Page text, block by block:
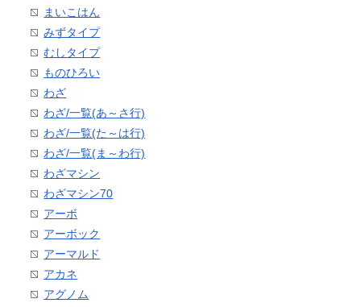
まいこはん
みずタイプ
むしタイプ
ものひろい
わざ
わざ/一覧(あ～さ行)
わざ/一覧(た～は行)
わざ/一覧(ま～わ行)
わざマシン
わざマシン70
アーボ
アーボック
アーマルド
アカネ
アグノム